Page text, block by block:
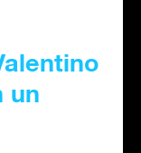
un